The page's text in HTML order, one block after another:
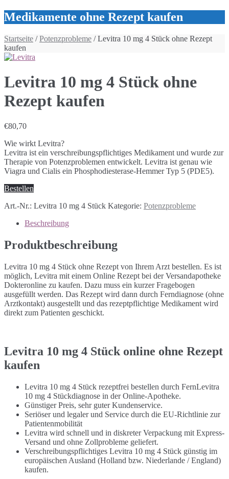
Medikamente ohne Rezept kaufen
Startseite /Potenzprobleme / Levitra 10 mg 4 Stück ohne Rezept
kaufen
Levitra 10 mg 4 Stück ohne
Rezept kaufen
€80,70
Wie wirkt Levitra?
Levitra ist ein verschreibungspflichtiges Medikament und wurde zur
Therapie von Potenzproblemen entwickelt. Levitra ist genau wie
Viagra und Cialis ein Phosphodiesterase-Hemmer Typ 5 (PDE5).
Bestellen
Art.-Nr.: Levitra 10 mg 4 Stück Kategorie: Potenzprobleme
Beschreibung
Produktbeschreibung
Levitra 10 mg 4 Stück ohne Rezept von Ihrem Arzt bestellen. Es ist
möglich, Levitra mit einem Online Rezept bei der Versandapotheke
Dokteronline zu kaufen. Dazu muss ein kurzer Fragebogen
ausgefüllt werden. Das Rezept wird dann durch Ferndiagnose (ohne
Arztkontakt) ausgestellt und das rezeptpflichtige Medikament wird
direkt zum Patienten geschickt.
Levitra 10 mg 4 Stück online ohne Rezept
kaufen
Levitra 10 mg 4 Stück rezeptfrei bestellen durch FernLevitra
10 mg 4 Stückdiagnose in der Online-Apotheke.
Günstiger Preis, sehr guter Kundenservice.
Seriöser und legaler und Service durch die EU-Richtlinie zur
Patientenmobilität
Levitra wird schnell und in diskreter Verpackung mit Express-
Versand und ohne Zollprobleme geliefert.
Verschreibungspflichtiges Levitra 10 mg 4 Stück günstig im
europäischen Ausland (Holland bzw. Niederlande / England)
kaufen.